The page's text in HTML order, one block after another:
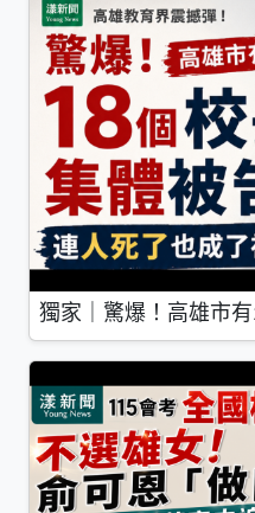
獨家｜驚爆！高雄市